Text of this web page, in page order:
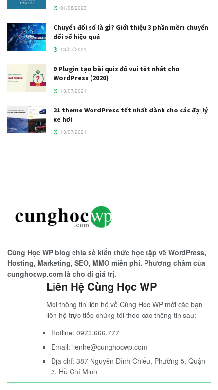
01/08/2023
Chuyển đổi số là gì? Giới thiệu 3 phần mềm chuyển
đổi số hiệu quả
13/07/2021
9 Plugin tạo bài quiz đố vui tốt nhất cho
WordPress (2020)
13/07/2021
21 theme WordPress tốt nhất dành cho các đại lý
xe hơi
13/07/2021
Cùng Học WP blog chia sẻ kiến thức học tập về WordPress,
Hosting, Marketing, SEO, MMO miễn phí. Phương châm của
cunghocwp.com là cho đi giá trị.
Liên Hệ Cùng Học WP
Mọi thông tin liên hệ về Cùng Học WP mời các bạn
liên hệ trực tiếp chúng tôi theo các thông tin sau:
Hotline: 0973.666.777
Email: lienhe@cunghocwp.com
Địa chỉ: 387 Nguyễn Đình Chiểu, Phường 5, Quận
3, Hồ Chí Minh